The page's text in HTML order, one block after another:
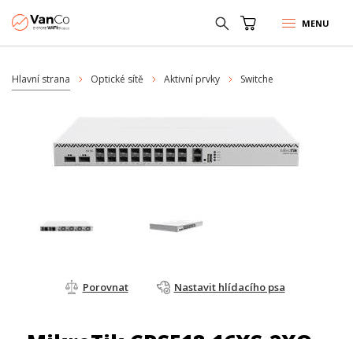
MENU
Hlavní strana Optické sítě Aktivní prvky Switche
Porovnat Nastavit hlídacího psa